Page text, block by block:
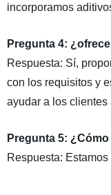
incorporamos
Pregunta 4:
Respuesta: Sí,
con los requisitos y
ayudar a los
Pregunta 5:
Respuesta: